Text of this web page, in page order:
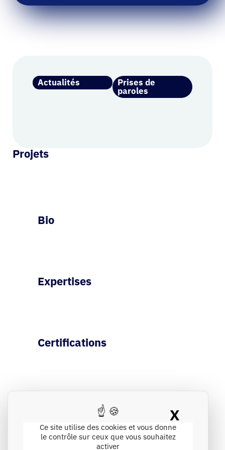
Ce site utilise des cookies et vous donne
le contrôle sur ceux que vous souhaitez
activer
X
Actualités Prises de
paroles
Projets
Bio
Expertises
Certifications
Engagements